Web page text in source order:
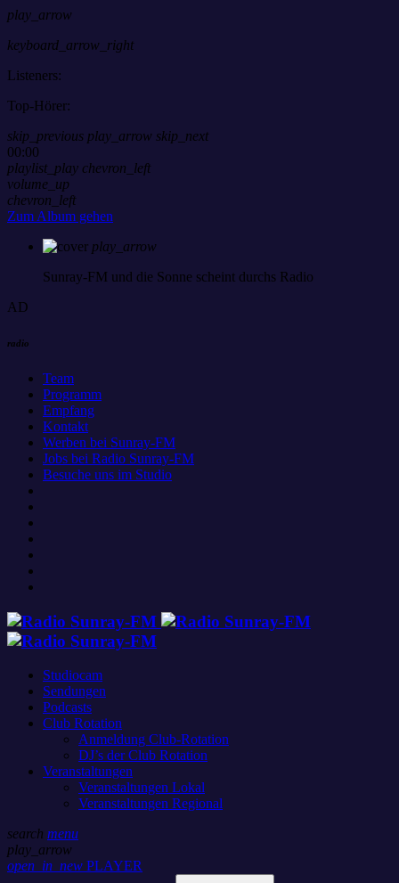
play_arrow
keyboard_arrow_right
Listeners:
Top-Hörer:
skip_previous play_arrow skip_next
00:00
playlist_play chevron_left
volume_up
chevron_left
Zum Album gehen
play_arrow
Sunray-FM und die Sonne scheint durchs Radio
AD
radio
Team
Programm
Empfang
Kontakt
Werben bei Sunray-FM
Jobs bei Radio Sunray-FM
Besuche uns im Studio
Studiocam
Sendungen
Podcasts
Club Rotation
Anmeldung Club-Rotation
DJ’s der Club Rotation
Veranstaltungen
Veranstaltungen Lokal
Veranstaltungen Regional
search menu
play_arrow
open_in_new PLAYER